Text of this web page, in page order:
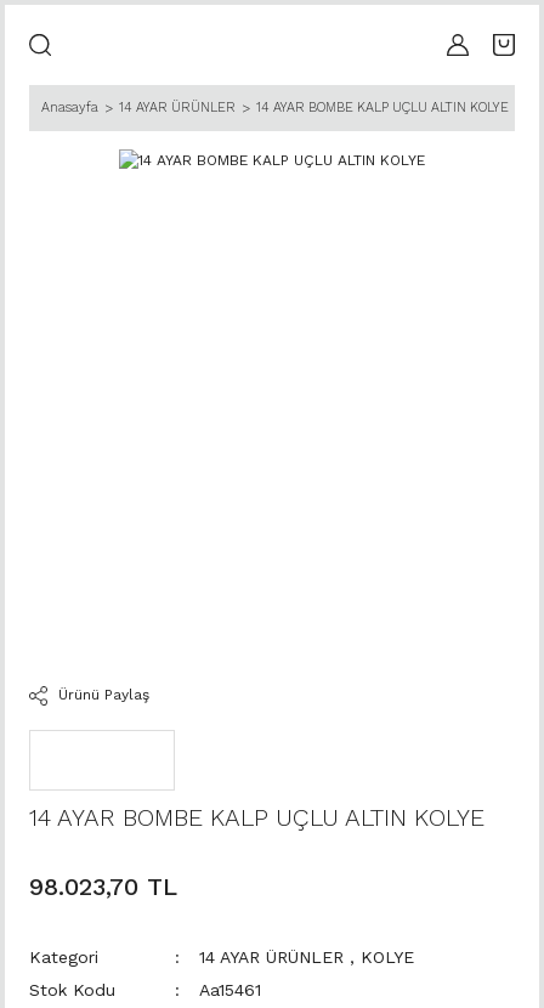
Anasayfa 14 AYAR ÜRÜNLER 14 AYAR BOMBE KALP UÇLU ALTIN KOLYE
Ürünü Paylaş
14 AYAR BOMBE KALP UÇLU ALTIN KOLYE
98.023,70 TL
Kategori 14 AYAR ÜRÜNLER , KOLYE
Stok Kodu
Aa15461